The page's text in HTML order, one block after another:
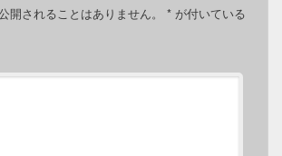
開されることはありません。 * が付いている